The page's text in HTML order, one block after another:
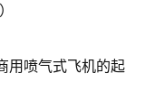
用喷气式飞机的起